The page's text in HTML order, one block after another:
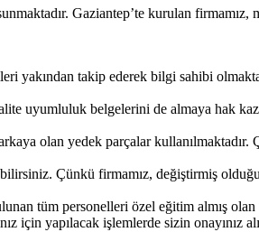
Gaziantep’te kurulan firmamız,
yakından takip ederek bilgi sahibi
uyumluluk belgelerini de almaya hak
olan yedek parçalar kullanılmaktadır.
Çünkü firmamız, değiştirmiş
tüm personelleri özel eğitim almış olan
için yapılacak işlemlerde sizin onayınız